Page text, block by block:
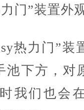
门”装置外
力门”装
池下方，对
我们也会